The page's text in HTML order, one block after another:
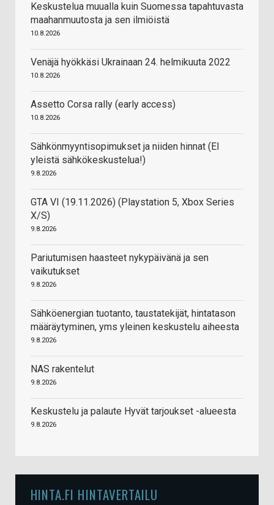
Keskustelua muualla kuin Suomessa tapahtuvasta
maahanmuutosta ja sen ilmiöistä
10.8.2026
Venäjä hyökkäsi Ukrainaan 24. helmikuuta 2022
10.8.2026
Assetto Corsa rally (early access)
10.8.2026
Sähkönmyyntisopimukset ja niiden hinnat (EI
yleistä sähkökeskustelua!)
9.8.2026
GTA VI (19.11.2026) (Playstation 5, Xbox Series
X/S)
9.8.2026
Pariutumisen haasteet nykypäivänä ja sen
vaikutukset
9.8.2026
Sähköenergian tuotanto, taustatekijät, hintatason
määräytyminen, yms yleinen keskustelu aiheesta
9.8.2026
NAS rakentelut
9.8.2026
Keskustelu ja palaute Hyvät tarjoukset -alueesta
9.8.2026
HINTA.FI HINTAVERTAILU